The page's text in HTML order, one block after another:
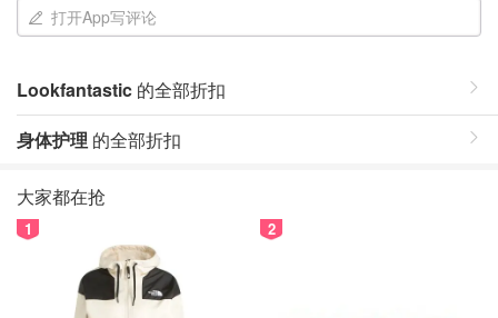
打开App写评论
Lookfantastic 的全部折扣
身体护理 的全部折扣
大家都在抢
1 2